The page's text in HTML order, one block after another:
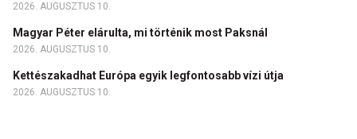
2026. AUGUSZTUS 10.
Magyar Péter elárulta, mi történik most Paksnál
2026. AUGUSZTUS 10.
Kettészakadhat Európa egyik legfontosabb vízi útja
2026. AUGUSZTUS 10.